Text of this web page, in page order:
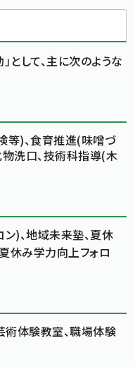
として、主に次のような
等)、食育推進(味噌づ
物洗口、技術科指導(木
)、地域未来塾、夏休
休み学力向上フォロ
術体験教室、職場体験